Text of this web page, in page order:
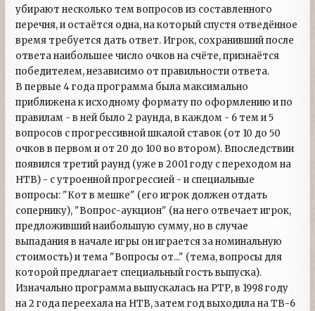
убирают несколько тем вопросов из составленного
перечня, и остаётся одна, на который спустя отведённое
время требуется дать ответ. Игрок, сохранивший после
ответа наибольшее число очков на счёте, признаётся
победителем, независимо от правильности ответа.
В первые 4 года программа была максимально
приближена к исходному формату по оформлению и по
правилам - в ней было 2 раунда, в каждом - 6 тем и 5
вопросов с прогрессивной шкалой ставок (от 10 до 50
очков в первом и от 20 до 100 во втором). Впоследствии
появился третий раунд (уже в 2001 году с переходом на
НТВ) - с утроенной прогрессией - и специальные
вопросы: "Кот в мешке" (его игрок должен отдать
сопернику), "Вопрос-аукцион" (на него отвечает игрок,
предложивший наибольшую сумму, но в случае
выпадания в начале игры он играется за номинальную
стоимость) и тема "Вопросы от..." (тема, вопросы для
которой предлагает специальный гость выпуска).
Изначально программа выпускалась на РТР, в 1998 году
на 2 года переехала на НТВ, затем год выходила на ТВ-6